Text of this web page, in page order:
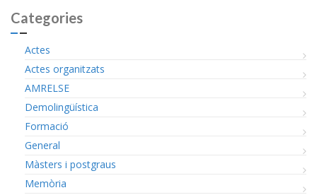
Categories
Actes
Actes organitzats
AMRELSE
Demolingüística
Formació
General
Màsters i postgraus
Memòria